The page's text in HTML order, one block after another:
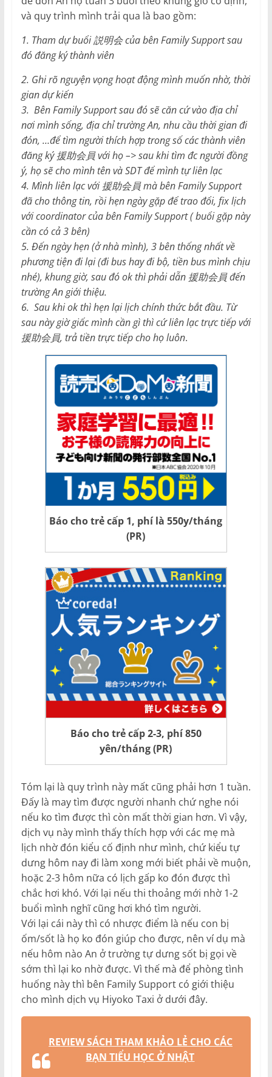
và quy trình mình trải qua là bao gồm:
1. Tham dự buổi 説明会 của bên Family Support sau
đó đăng ký thành viên
2. Ghi rõ nguyện vọng hoạt động mình muốn nhờ, thời
gian dự kiến
3. Bên Family Support sau đó sẽ căn cứ vào địa chỉ
nơi mình sống, địa chỉ trường An, nhu cầu thời gian đi
đón, …để tìm người thích hợp trong số các thành viên
đăng ký 援助会員 với họ –> sau khi tìm đc người đồng
ý, họ sẽ cho mình tên và SDT để mình tự liên lạc
4. Mình liên lạc với 援助会員 mà bên Family Support
đã cho thông tin, rồi hẹn ngày gặp để trao đổi, fix lịch
với coordinator của bên Family Support ( buổi gặp này
cần có cả 3 bên)
5. Đến ngày hẹn (ở nhà mình), 3 bên thống nhất về
phương tiện đi lại (đi bus hay đi bộ, tiền bus mình chịu
nhé), khung giờ, sau đó ok thì phải dẫn 援助会員 đến
trường An giới thiệu.
6. Sau khi ok thì hẹn lại lịch chính thức bắt đầu. Từ
sau này giờ giấc mình cần gì thì cứ liên lạc trực tiếp với
援助会員, trả tiền trực tiếp cho họ luôn.
Báo cho trẻ cấp 1, phí là 550y/tháng
(PR)
Báo cho trẻ cấp 2-3, phí 850
yên/tháng (PR)
Tóm lại là quy trình này mất cũng phải hơn 1 tuần.
Đấy là may tìm được người nhanh chứ nghe nói
nếu ko tìm được thì còn mất thời gian hơn. Vì vậy,
dịch vụ này mình thấy thích hợp với các mẹ mà
lịch nhờ đón kiểu cố định như mình, chứ kiểu tự
dưng hôm nay đi làm xong mới biết phải về muộn,
hoặc 2-3 hôm nữa có lịch gấp ko đón được thì
chắc hơi khó. Với lại nếu thi thoảng mới nhờ 1-2
buổi mình nghĩ cũng hơi khó tìm người.
Với lại cái này thì có nhược điểm là nếu con bị
ốm/sốt là họ ko đón giúp cho được, nên ví dụ mà
nếu hôm nào An ở trường tự dưng sốt bị gọi về
sớm thì lại ko nhờ được. Vì thế mà để phòng tình
huống này thì bên Family Support có giới thiệu
cho mình dịch vụ Hiyoko Taxi ở dưới đây.
REVIEW SÁCH THAM KHẢO LẺ CHO CÁC
BẠN TIỂU HỌC Ở NHẬT